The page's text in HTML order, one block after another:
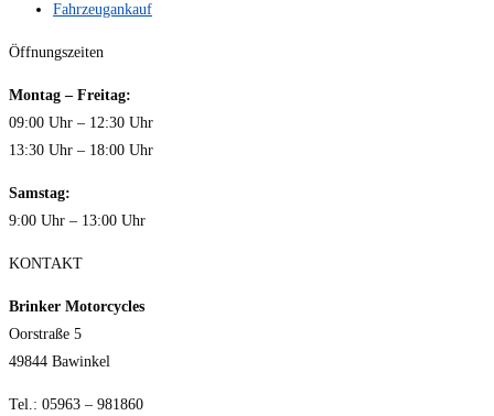
Fahrzeugankauf
Öffnungszeiten
Montag – Freitag:
09:00 Uhr – 12:30 Uhr
13:30 Uhr – 18:00 Uhr
Samstag:
9:00 Uhr – 13:00 Uhr
KONTAKT
Brinker Motorcycles
Oorstraße 5
49844 Bawinkel
Tel.: 05963 – 981860